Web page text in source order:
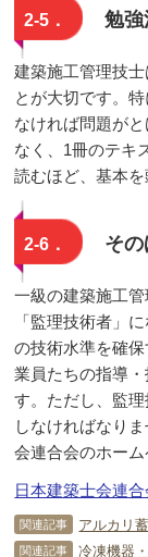
2-5． 勉強
建築施工管理技
とが大切です。
なければ問題が
なく、1冊のテキ
読むほど、基本を
2-6． そ
一級の建築施工
「監理技術者」
の技術水準を確
業員たちの指導
す。ただし、監
しなければなり
会連合会のホーム
日本建築士会連合
関連記事
関連記事